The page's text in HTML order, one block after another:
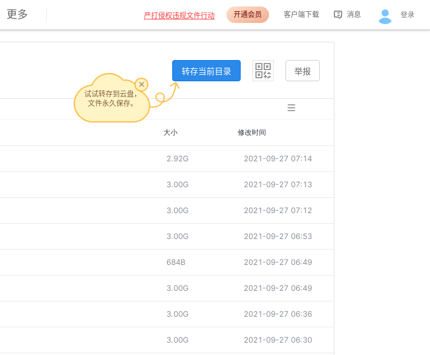
更多 严打侵权违规文件行动 开通会员 客户端下载 消息
分享消息
登录
转存当前目录
试试转存到云盘，
文件永久保存。
举报
大小 修改时间
2.92G 2021-09-27 07:14
3.00G 2021-09-27 07:13
3.00G 2021-09-27 07:12
3.00G 2021-09-27 06:53
684B 2021-09-27 06:49
3.00G 2021-09-27 06:49
3.00G 2021-09-27 06:36
3.00G 2021-09-27 06:30